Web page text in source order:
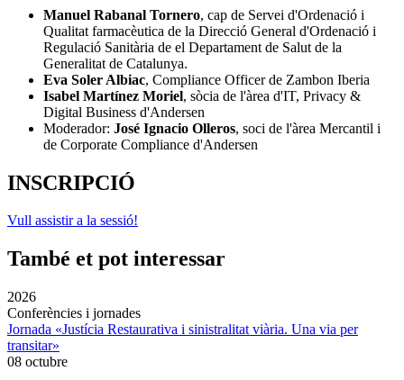
Manuel Rabanal Tornero, cap de Servei d'Ordenació i
Qualitat farmacèutica de la Direcció General d'Ordenació i
Regulació Sanitària de el Departament de Salut de la
Generalitat de Catalunya.
Eva Soler Albiac, Compliance Officer de Zambon Iberia
Isabel Martínez Moriel, sòcia de l'àrea d'IT, Privacy &
Digital Business d'Andersen
Moderador: José Ignacio Olleros, soci de l'àrea Mercantil i
de Corporate Compliance d'Andersen
INSCRIPCIÓ
Vull assistir a la sessió!
També et pot interessar
2026
Conferències i jornades
Jornada «Justícia Restaurativa i sinistralitat viària. Una via per
transitar»
08 octubre